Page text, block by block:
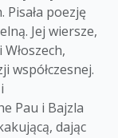
Pisała poezję
Jej wiersze,
współczesnej.
Pau i Bajzla
dając